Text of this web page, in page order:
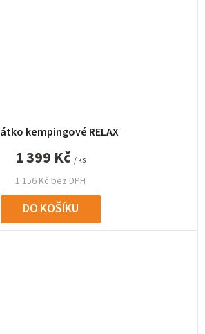
kempingové RELAX
1 156 Kč bez DPH
1 399 Kč / ks
DO KOŠÍKU